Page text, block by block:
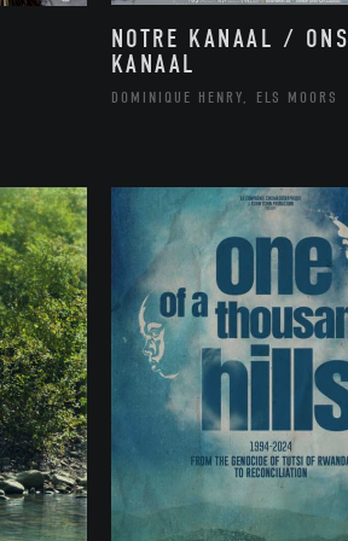
NOTRE KANAAL / ONS
KANAAL
DOMINIQUE HENRY, ELS MOORS